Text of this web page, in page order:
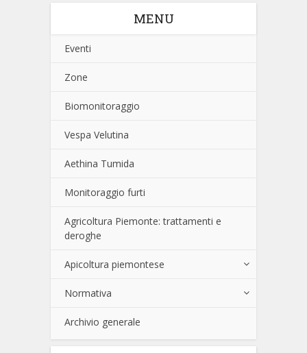
MENU
Eventi
Zone
Biomonitoraggio
Vespa Velutina
Aethina Tumida
Monitoraggio furti
Agricoltura Piemonte: trattamenti e
deroghe
Apicoltura piemontese
Normativa
Archivio generale